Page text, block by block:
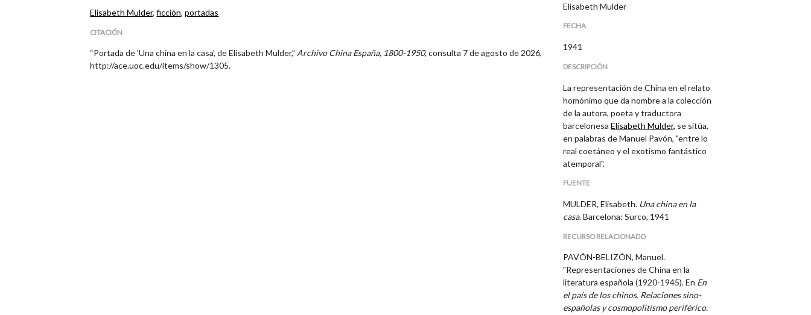
Elisabeth Mulder,ficción,portadas
CITACIÓN
“Portada de 'Una china en la casa', de Elisabeth Mulder,”Archivo China España, 1800-1950, consulta 7 de agosto de 2026,
http://ace.uoc.edu/items/show/1305.
Elisabeth Mulder
FECHA
1941
DESCRIPCIÓN
La representación de China en el relato
homónimo que da nombre a la colección
de la autora, poeta y traductora
barcelonesaElisabeth Mulder, se sitúa,
en palabras de Manuel Pavón, "entre lo
real coetáneo y el exotismo fantástico
atemporal".
FUENTE
MULDER, Elisabeth. Una china en la
casa. Barcelona: Surco, 1941
RECURSO RELACIONADO
PAVÓN-BELIZÓN, Manuel.
"Representaciones de China en la
literatura española (1920-1945).En En
el país de los chinos. Relaciones sino-
españolas y cosmopolitismo periférico.